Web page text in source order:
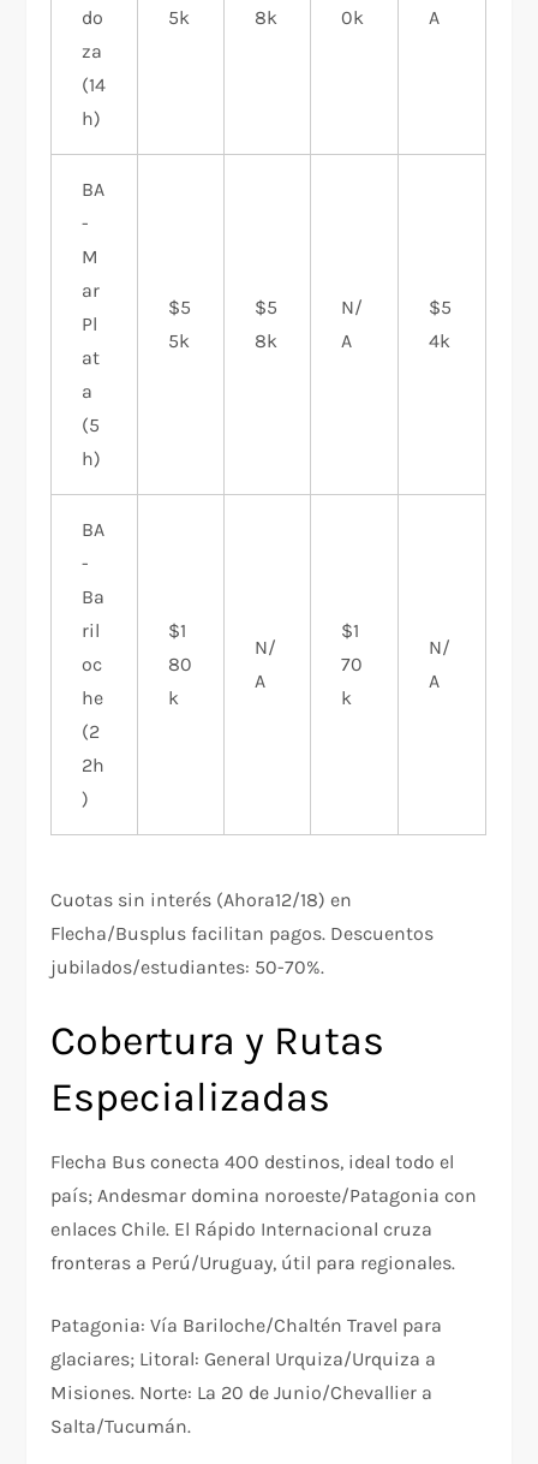
do
za
(14
h)
5k
8k
0k
A
BA
-
M
ar
Pl
at
a
(5
h)
$5
5k
$5
8k
N/
A
$5
4k
BA
-
Ba
ril
oc
he
(2
2h
)
$1
80
k
N/
A
$1
70
k
N/
A
Cuotas sin interés (Ahora12/18) en
Flecha/Busplus facilitan pagos. Descuentos
jubilados/estudiantes: 50-70%.
Cobertura y Rutas
Especializadas
Flecha Bus conecta 400 destinos, ideal todo el
país; Andesmar domina noroeste/Patagonia con
enlaces Chile. El Rápido Internacional cruza
fronteras a Perú/Uruguay, útil para regionales.
Patagonia: Vía Bariloche/Chaltén Travel para
glaciares; Litoral: General Urquiza/Urquiza a
Misiones. Norte: La 20 de Junio/Chevallier a
Salta/Tucumán.​